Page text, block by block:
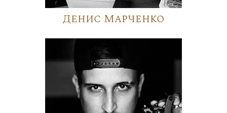
Денис Марченко